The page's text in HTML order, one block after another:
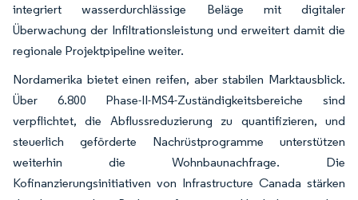
integriert wasserdurchlässige Beläge mit digitaler
Überwachung der Infiltrationsleistung und erweitert damit die
regionale Projektpipeline weiter.
Nordamerika bietet einen reifen, aber stabilen Marktausblick.
Über 6.800 Phase-II-MS4-Zuständigkeitsbereiche sind
verpflichtet, die Abflussreduzierung zu quantifizieren, und
steuerlich geförderte Nachrüstprogramme unterstützen
weiterhin die Wohnbaunachfrage. Die
Kofinanzierungsinitiativen von Infrastructure Canada stärken